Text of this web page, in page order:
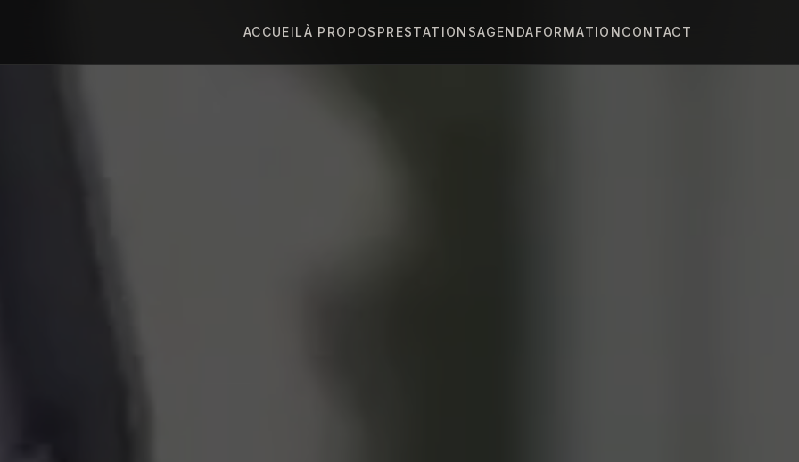
ACCUEILÀ PROPOS PRESTATIONSAGENDAFORMATIONCONTACT